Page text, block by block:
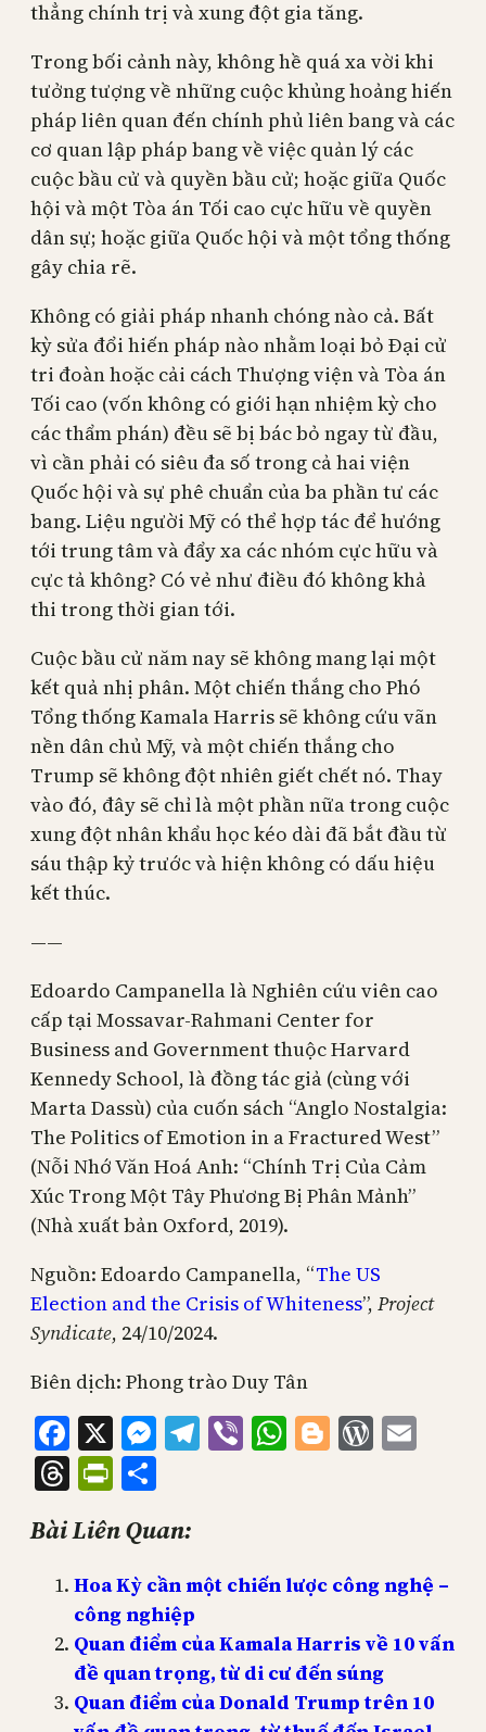
thẳng chính trị và xung đột gia tăng.
Trong bối cảnh này, không hề quá xa vời khi
tưởng tượng về những cuộc khủng hoảng hiến
pháp liên quan đến chính phủ liên bang và các
cơ quan lập pháp bang về việc quản lý các
cuộc bầu cử và quyền bầu cử; hoặc giữa Quốc
hội và một Tòa án Tối cao cực hữu về quyền
dân sự; hoặc giữa Quốc hội và một tổng thống
gây chia rẽ.
Không có giải pháp nhanh chóng nào cả. Bất
kỳ sửa đổi hiến pháp nào nhằm loại bỏ Đại cử
tri đoàn hoặc cải cách Thượng viện và Tòa án
Tối cao (vốn không có giới hạn nhiệm kỳ cho
các thẩm phán) đều sẽ bị bác bỏ ngay từ đầu,
vì cần phải có siêu đa số trong cả hai viện
Quốc hội và sự phê chuẩn của ba phần tư các
bang. Liệu người Mỹ có thể hợp tác để hướng
tới trung tâm và đẩy xa các nhóm cực hữu và
cực tả không? Có vẻ như điều đó không khả
thi trong thời gian tới.
Cuộc bầu cử năm nay sẽ không mang lại một
kết quả nhị phân. Một chiến thắng cho Phó
Tổng thống Kamala Harris sẽ không cứu vãn
nền dân chủ Mỹ, và một chiến thắng cho
Trump sẽ không đột nhiên giết chết nó. Thay
vào đó, đây sẽ chỉ là một phần nữa trong cuộc
xung đột nhân khẩu học kéo dài đã bắt đầu từ
sáu thập kỷ trước và hiện không có dấu hiệu
kết thúc.
——
Edoardo Campanella là Nghiên cứu viên cao
cấp tại Mossavar-Rahmani Center for
Business and Government thuộc Harvard
Kennedy School, là đồng tác giả (cùng với
Marta Dassù) của cuốn sách “Anglo Nostalgia:
The Politics of Emotion in a Fractured West”
(Nỗi Nhớ Văn Hoá Anh: “Chính Trị Của Cảm
Xúc Trong Một Tây Phương Bị Phân Mảnh”
(Nhà xuất bản Oxford, 2019).
Nguồn: Edoardo Campanella, “The US
Election and the Crisis of Whiteness”, Project
Syndicate, 24/10/2024.
Biên dịch: Phong trào Duy Tân
Facebook
X Messenger
Telegram
ViberWhatsApp
Blogger
ThreadsPrintFriendly
Bài Liên Quan:
Hoa Kỳ cần một chiến lược công nghệ –
công nghiệp
Quan điểm của Kamala Harris về 10 vấn
đề quan trọng, từ di cư đến súng
Quan điểm của Donald Trump trên 10